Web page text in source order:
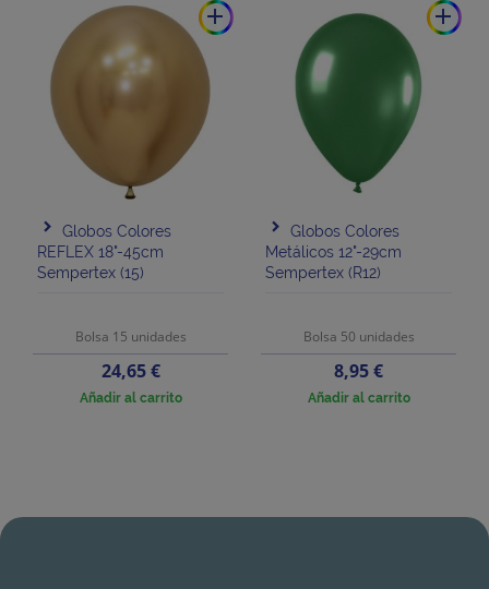
add
Globos Colores
REFLEX 18"-45cm
Sempertex (15)
Bolsa 15 unidades
Precio
24,65 €
Añadir al carrito
add
Globos Colores
Metálicos 12"-29cm
Sempertex (R12)
Bolsa 50 unidades
Precio
8,95 €
Añadir al carrito